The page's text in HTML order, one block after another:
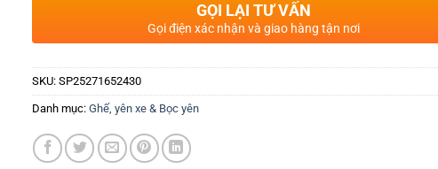
GỌI LẠI TƯ VẤN
Gọi điện xác nhận và giao hàng tận nơi
SKU: SP25271652430
Danh mục: Ghế, yên xe & Bọc yên